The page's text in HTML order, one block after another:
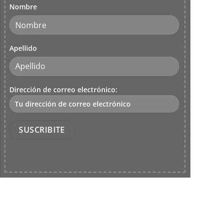
producto
Nombre
Apellido
Dirección de correo electrónico: